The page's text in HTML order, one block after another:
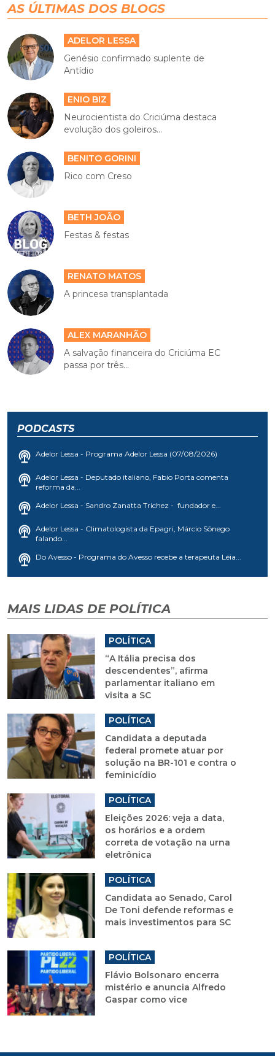
AS ÚLTIMAS DOS BLOGS
ADELOR LESSA
Genésio confirmado suplente de
Antídio
ENIO BIZ
Neurocientista do Criciúma destaca
evolução dos goleiros...
BENITO GORINI
Rico com Creso
BETH JOÃO
Festas & festas
RENATO MATOS
A princesa transplantada
ALEX MARANHÃO
A salvação financeira do Criciúma EC
passa por três...
PODCASTS
Adelor Lessa - Programa Adelor Lessa (07/08/2026)
Adelor Lessa - Deputado italiano, Fabio Porta comenta
reforma da...
Adelor Lessa - Sandro Zanatta Trichez - fundador e...
Adelor Lessa - Climatologista da Epagri, Márcio Sônego
falando...
Do Avesso - Programa do Avesso recebe a terapeuta Léia...
MAIS LIDAS DE POLÍTICA
POLÍTICA
“A Itália precisa dos
descendentes”, afirma
parlamentar italiano em
visita a SC
POLÍTICA
Candidata a deputada
federal promete atuar por
solução na BR-101 e contra o
feminicídio
POLÍTICA
Eleições 2026: veja a data,
os horários e a ordem
correta de votação na urna
eletrônica
POLÍTICA
Candidata ao Senado, Carol
De Toni defende reformas e
mais investimentos para SC
POLÍTICA
Flávio Bolsonaro encerra
mistério e anuncia Alfredo
Gaspar como vice